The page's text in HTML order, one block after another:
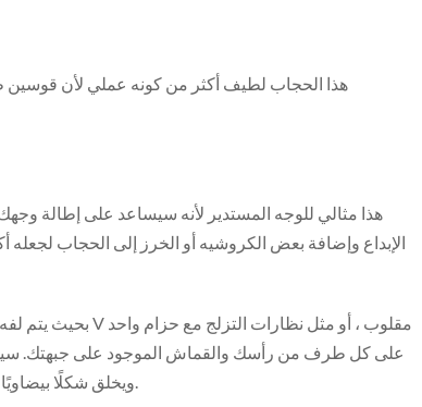
هذا الحجاب لطيف أكثر من كونه عملي لأن
هذا مثالي للوجه المستدير لأنه سيساعد على إطالة
الإبداع وإضافة بعض الكروشيه أو الخرز إلى الحجاب
على كل طرف من رأسك والقماش الموجود على جبهتك.